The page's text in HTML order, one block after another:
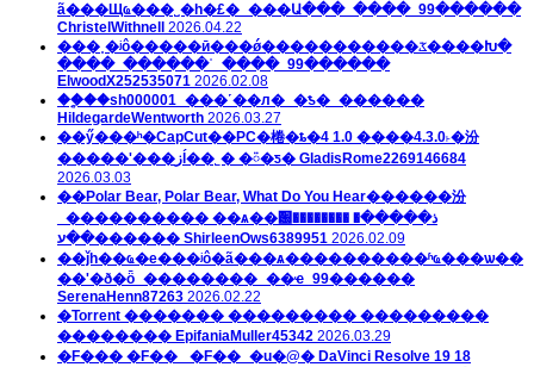
ã���Щҩ���˽�һ�£�_���Ա���_����_99������
ChristelWithnell
2026.04.22
���˳�ʲô�����ӣ���ǿ�����������ػ����Խ�
����_������ʿ_����_99������
ElwoodX252535071 2026.02.08
��ָ֤��sh000001_���˹��л�_�ƾ�_������
HildegardeWentworth 2026.03.27
��ӳ���ʰ�CapCut��PC�棬�ȶ�4 1.0 ����4.3.0˫�汾
�����ʹ���زĺ��˾� �ᰮ�ƽ� GladisRome2269146684
2026.03.03
��Polar Bear, Polar Bear, What Do You Hear������汾
_���������� ��ѧ��԰�������� �ذ�����
��ע������ ShirleenOws6389951 2026.02.09
��ǰһ��ҩ�е���ʲô�ã���ѧ����������ʱҩ���ѡ��
��ʹ�ð�ȫ_��������_��ҽ_99������
SerenaHenn87263 2026.02.22
�Torrent ������� ��������� ���������
�������� EpifaniaMuller45342 2026.03.29
�F��� �F��_ �F��_�u�@� DaVinci Resolve 19 18